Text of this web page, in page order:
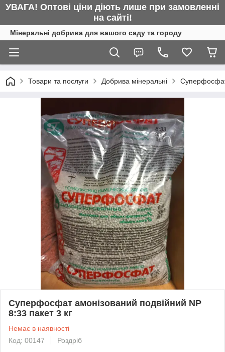
УВАГА! Оптові ціни діють лише при замовленні
на сайті!
Мінеральні добрива для вашого саду та городу
Товари та послуги Добрива мінеральні Суперфосфат
Суперфосфат амонізований подвійний NP
8:33 пакет 3 кг
Немає в наявності
Код: 00147
Роздріб